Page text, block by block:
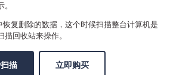
复删除的数据，这个时候扫描整台计算机是
回收站来操作。
描 立即购买